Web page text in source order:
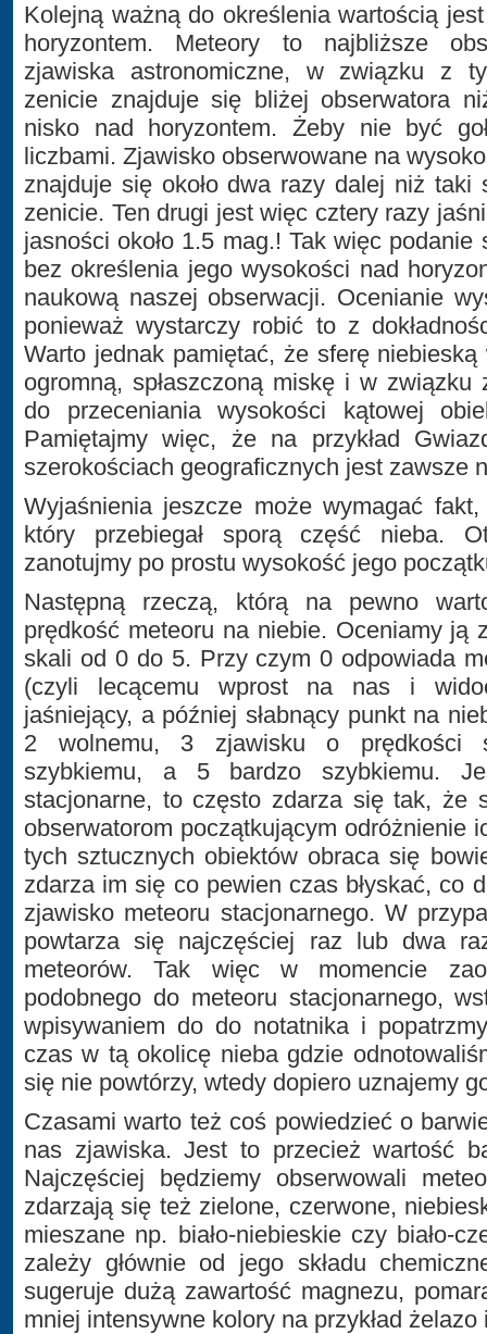
Kolejną ważną do określenia wartością
horyzontem. Meteory to najbliższe
zjawiska astronomiczne, w związku z
zenicie znajduje się bliżej obserwatora
nisko nad horyzontem. Żeby nie być
liczbami. Zjawisko obserwowane na
znajduje się około dwa razy dalej niż taki
zenicie. Ten drugi jest więc cztery razy
jasności około 1.5 mag.! Tak więc
bez określenia jego wysokości nad
naukową naszej obserwacji. Ocenianie
ponieważ wystarczy robić to z
Warto jednak pamiętać, że sferę
ogromną, spłaszczoną miskę i w związku
do przeceniania wysokości kątowej
Pamiętajmy więc, że na przykład
szerokościach geograficznych jest zawsze
Wyjaśnienia jeszcze może wymagać
który przebiegał sporą część nieba.
zanotujmy po prostu wysokość jego
Następną rzeczą, którą na pewno
prędkość meteoru na niebie. Oceniamy ją
skali od 0 do 5. Przy czym 0 odpowiada
(czyli lecącemu wprost na nas i
jaśniejący, a później słabnący punkt na
2 wolnemu, 3 zjawisku o prędkości
szybkiemu, a 5 bardzo szybkiemu.
stacjonarne, to często zdarza się tak, że
obserwatorom początkującym odróżnienie
tych sztucznych obiektów obraca się
zdarza im się co pewien czas błyskać, co
zjawisko meteoru stacjonarnego. W
powtarza się najczęściej raz lub dwa
meteorów. Tak więc w momencie
podobnego do meteoru stacjonarnego,
wpisywaniem do do notatnika i
czas w tą okolicę nieba gdzie
się nie powtórzy, wtedy dopiero uznajemy
Czasami warto też coś powiedzieć o
nas zjawiska. Jest to przecież wartość
Najczęściej będziemy obserwowali
zdarzają się też zielone, czerwone,
mieszane np. biało-niebieskie czy biało-
zależy głównie od jego składu
sugeruje dużą zawartość magnezu,
mniej intensywne kolory na przykład żelazo